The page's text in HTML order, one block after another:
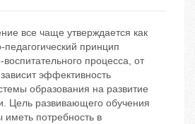
все чаще утверждается как
педагогический принцип
процесса, от
эффективность
образования на развитие
Цель развивающего обучения
иметь потребность в